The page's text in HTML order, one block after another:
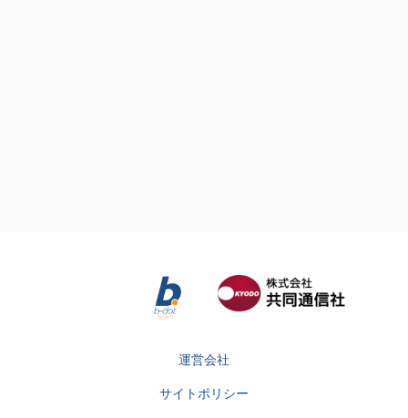
運営会社
サイトポリシー